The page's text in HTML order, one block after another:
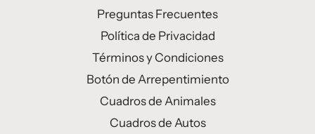
Preguntas Frecuentes
Política de Privacidad
Términos y Condiciones
Botón de Arrepentimiento
Cuadros de Animales
Cuadros de Autos